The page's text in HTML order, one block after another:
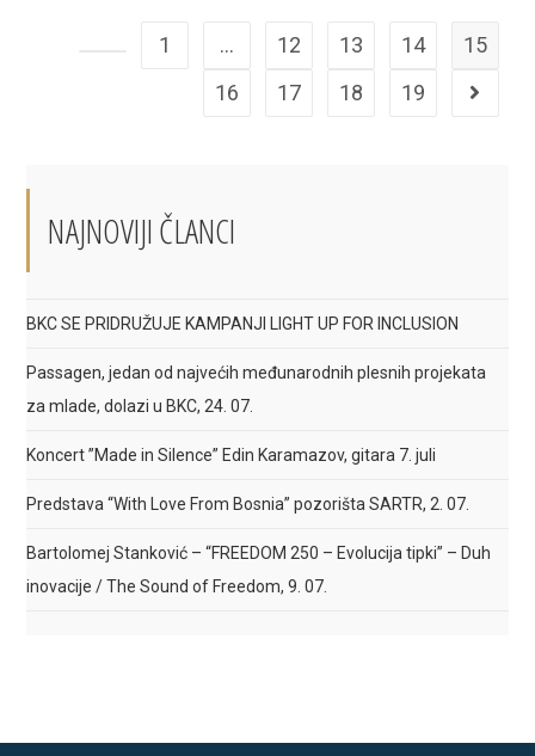
30.
05.
1 … 12 13 14
15
16
17 18 19 Go to
NAJNOVIJI ČLANCI
BKC SE PRIDRUŽUJE KAMPANJI LIGHT UP FOR INCLUSION
Passagen, jedan od najvećih međunarodnih plesnih projekata
za mlade, dolazi u BKC, 24. 07.
Koncert ”Made in Silence” Edin Karamazov, gitara 7. juli
Predstava “With Love From Bosnia” pozorišta SARTR, 2. 07.
Bartolomej Stanković – “FREEDOM 250 – Evolucija tipki” – Duh
inovacije / The Sound of Freedom, 9. 07.